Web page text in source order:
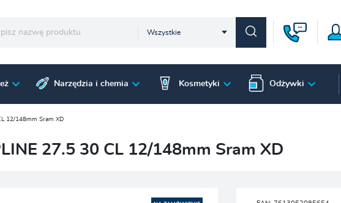
Wszystkie
Narzędzia i chemia Kosmetyki Odżywki
12/148mm Sram XD
27.5 30 CL 12/148mm Sram XD